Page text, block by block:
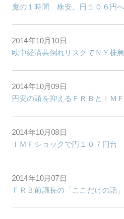
魔の１時間 株安、円１０６円
2014年10月10日
欧中経済共倒れリスクでＮＹ株
2014年10月09日
円安の頭を抑えるＦＲＢとＩＭＦ
2014年10月08日
ＩＭＦショックで円１０７円台
2014年10月07日
ＦＲＢ前議長の「ここだけの話」